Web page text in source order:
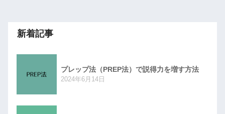
新着記事
プレップ法（PREP法）で説得力を増す方法
2024年6月14日